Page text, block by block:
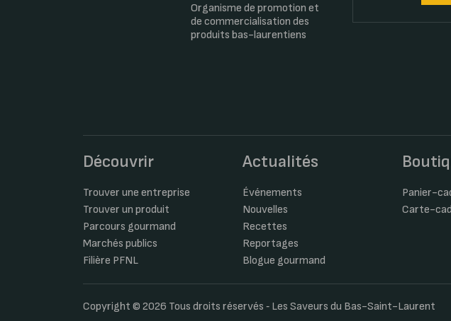
Organisme de promotion et
de commercialisation des
produits bas-laurentiens
Découvrir
Trouver une entreprise
Trouver un produit
Parcours gourmand
Marchés publics
Filière PFNL
Actualités
Événements
Nouvelles
Recettes
Reportages
Blogue gourmand
Panier-
Carte-
Copyright © 2026 Tous droits réservés ‐ Les Saveurs du Bas-Saint-Laurent